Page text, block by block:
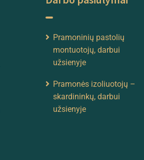
Pramoninių pastolių
montuotojų, darbui
užsienyje
Pramonės izoliuotojų –
skardininkų, darbui
užsienyje